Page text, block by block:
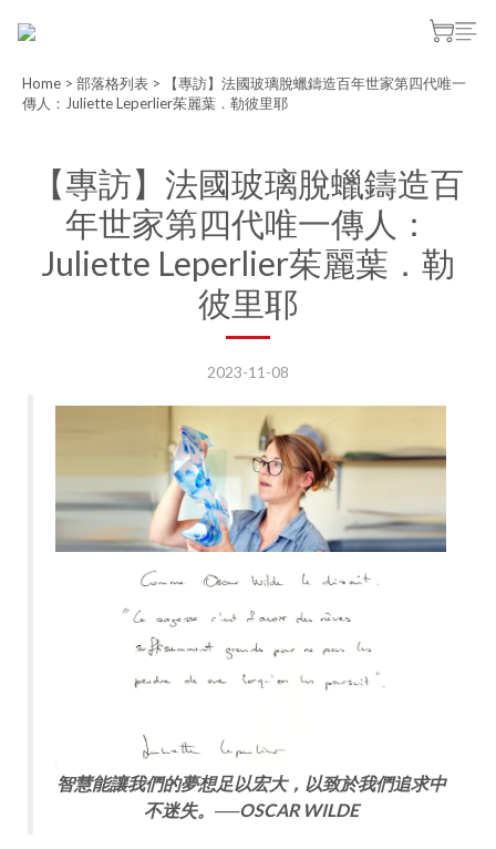
Home > 部落格列表 >
【專訪】法國玻璃脫蠟鑄造百年世家第四代唯一
傳人：Juliette Leperlier茱麗葉．勒彼里耶
【專訪】法國玻璃脫蠟鑄造百
年世家第四代唯一傳人：
Juliette Leperlier茱麗葉．勒
彼里耶
2023-11-08
智慧能讓我們的夢想足以宏大，以致於我們追求中
不迷失。 ──OSCAR WILDE